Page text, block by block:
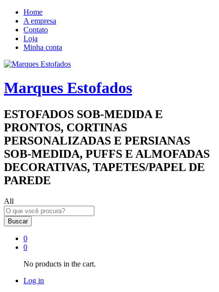
Home
A empresa
Contato
Loja
Minha conta
Marques Estofados
ESTOFADOS SOB-MEDIDA E
PRONTOS, CORTINAS
PERSONALIZADAS E PERSIANAS
SOB-MEDIDA, PUFFS E ALMOFADAS
DECORATIVAS, TAPETES/PAPEL DE
PAREDE
All
Buscar
0
0
No products in the cart.
Log in